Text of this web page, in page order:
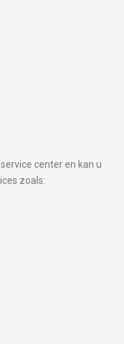
center en kan u
zoals: